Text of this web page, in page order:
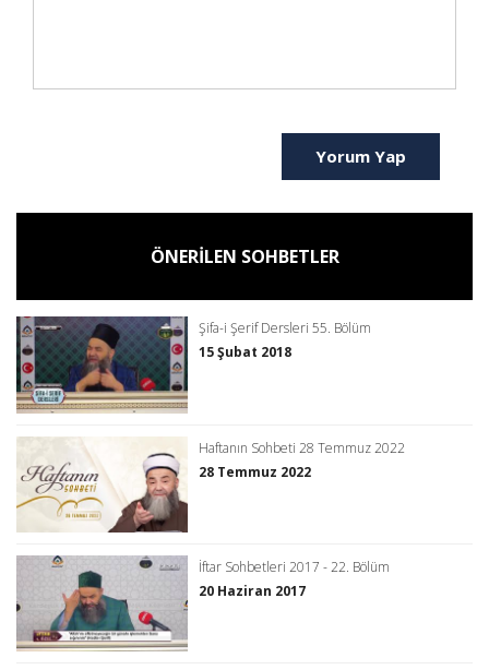
Yorum Yap
ÖNERİLEN SOHBETLER
Şifa-i Şerif Dersleri 55. Bölüm
15 Şubat 2018
Haftanın Sohbeti 28 Temmuz 2022
28 Temmuz 2022
İftar Sohbetleri 2017 - 22. Bölüm
20 Haziran 2017